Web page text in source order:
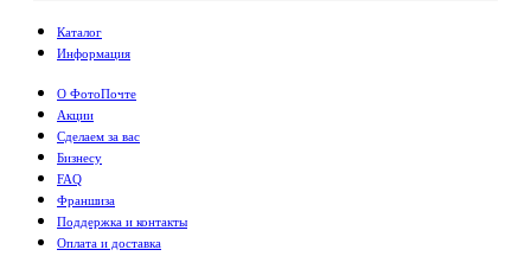
Каталог
Информация
О ФотоПочте
Акции
Сделаем за вас
Бизнесу
FAQ
Франшиза
Поддержка и контакты
Оплата и доставка